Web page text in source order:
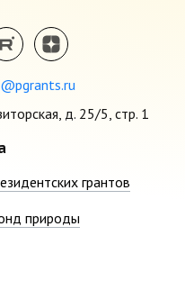
д. 25/5, стр. 1
грантов
природы